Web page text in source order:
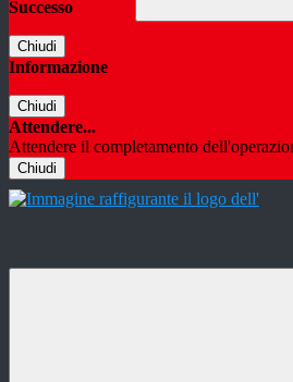
Successo
Chiudi
Informazione
Chiudi
Attendere...
Attendere il completamento
Chiudi